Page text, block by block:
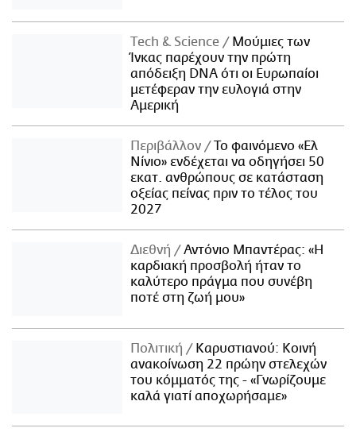
Τech & Science
Μούμιες των
Ίνκας παρέχουν την πρώτη
απόδειξη DNA ότι οι Ευρωπαίοι
μετέφεραν την ευλογιά στην
Αμερική
Περιβάλλον
Το φαινόμενο «Ελ
Νίνιο» ενδέχεται να οδηγήσει 50
εκατ. ανθρώπους σε κατάσταση
οξείας πείνας πριν το τέλος του
2027
Διεθνή
Αντόνιο Μπαντέρας: «Η
καρδιακή προσβολή ήταν το
καλύτερο πράγμα που συνέβη
ποτέ στη ζωή μου»
Πολιτική
Καρυστιανού: Κοινή
ανακοίνωση 22 πρώην στελεχών
του κόμματός της - «Γνωρίζουμε
καλά γιατί αποχωρήσαμε»